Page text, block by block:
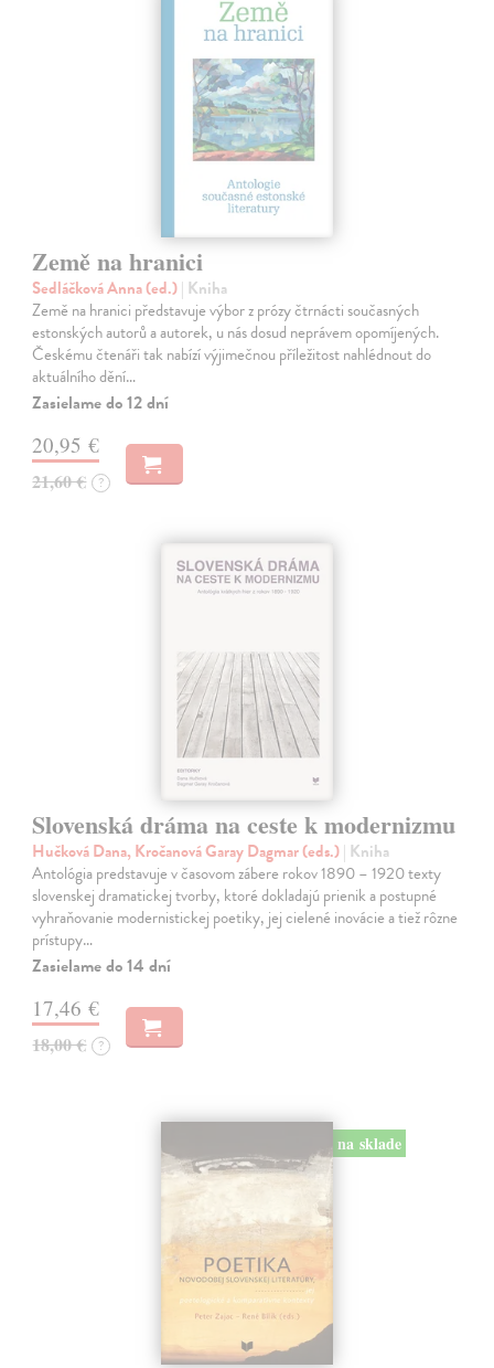
Země na hranici
Sedláčková Anna (ed.)| Kniha
Země na hranici představuje výbor z prózy čtrnácti současných
estonských autorů a autorek, u nás dosud neprávem opomíjených.
Českému čtenáři tak nabízí výjimečnou příležitost nahlédnout do
aktuálního dění…
Zasielame do 12 dní
20,95 €
21,60 € ?
Slovenská dráma na ceste k modernizmu
Hučková Dana, Kročanová Garay Dagmar (eds.)| Kniha
Antológia predstavuje v časovom zábere rokov 1890 – 1920 texty
slovenskej dramatickej tvorby, ktoré dokladajú prienik a postupné
vyhraňovanie modernistickej poetiky, jej cielené inovácie a tiež rôzne
prístupy…
Zasielame do 14 dní
17,46 €
18,00 € ?
na sklade